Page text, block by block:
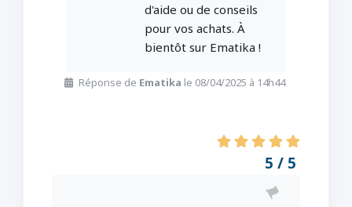
d'aide ou de conseils
pour vos achats. À
bientôt sur Ematika !
Réponse de Ematika le 08/04/2025 à 14h44
5 / 5